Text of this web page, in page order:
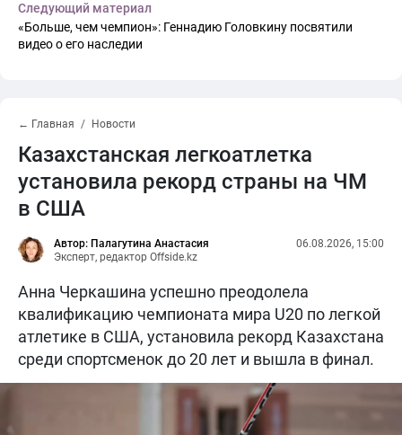
Следующий материал
«Больше, чем чемпион»: Геннадию Головкину посвятили
видео о его наследии
← Главная Новости
Казахстанская легкоатлетка
установила рекорд страны на ЧМ
в США
Автор: Палагутина Анастасия
Эксперт, редактор Offside.kz
06.08.2026, 15:00
Анна Черкашина успешно преодолела
квалификацию чемпионата мира U20 по легкой
атлетике в США, установила рекорд Казахстана
среди спортсменок до 20 лет и вышла в финал.